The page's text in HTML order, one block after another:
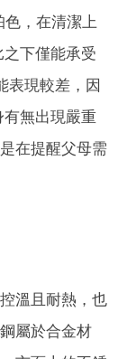
，在清潔上
下僅能承受
表現較差，因
無出現嚴重
在提醒父母需
溫且耐熱，也
屬於合金材